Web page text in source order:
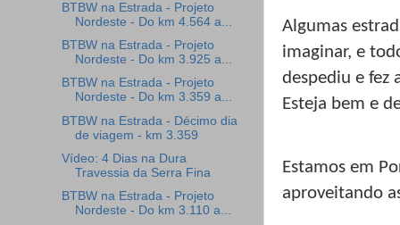
Algumas
imaginar, e
despediu e fez
Esteja bem e
Estamos em
aproveitando
BTBW na Estrada - Projeto
Nordeste - Do km 4.564 a...
BTBW na Estrada - Projeto
Nordeste - Do km 3.925 a...
BTBW na Estrada - Projeto
Nordeste - Do km 3.359 a...
BTBW na Estrada - Décimo dia
de viagem - km 3.359
Vídeo: 4 Dias na Dura
Travessia da Serra Fina
BTBW na Estrada - Projeto
Nordeste - Do km 3.110 a...